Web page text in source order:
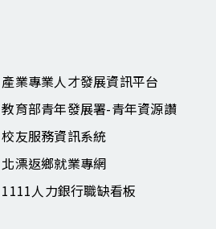
產業專業人才發展資訊平台
教育部青年發展署-青年資源讚
校友服務資訊系統
北漂返鄉就業專網
1111人力銀行職缺看板